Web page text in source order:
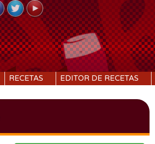
RECETAS EDITOR DE RECETAS